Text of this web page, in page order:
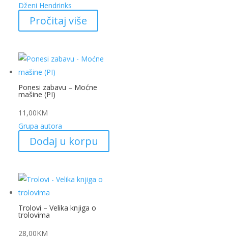
Dženi Hendrinks
Pročitaj više
Ponesi zabavu – Moćne
mašine (PI)
11,00KM
Grupa autora
Dodaj u korpu
Trolovi – Velika knjiga o
trolovima
28,00KM